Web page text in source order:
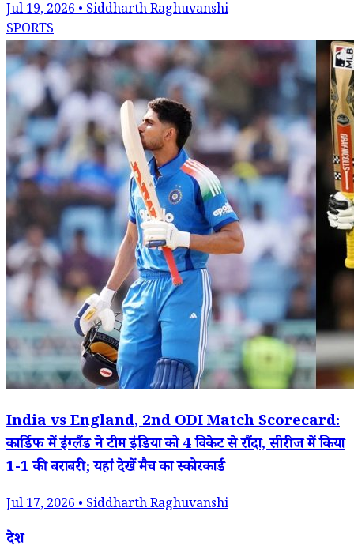
Jul 19, 2026 • Siddharth Raghuvanshi
SPORTS
India vs England, 2nd ODI Match Scorecard:
कार्डिफ में इंग्लैंड ने टीम इंडिया को 4 विकेट से रौंदा, सीरीज में किया
1-1 की बराबरी; यहां देखें मैच का स्कोरकार्ड
Jul 17, 2026 • Siddharth Raghuvanshi
देश